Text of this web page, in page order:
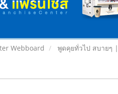
Webboard พูดคุยทั่วไป สบายๆ